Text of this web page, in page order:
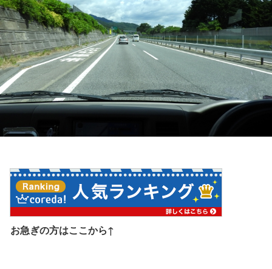
お急ぎの方はここから↑